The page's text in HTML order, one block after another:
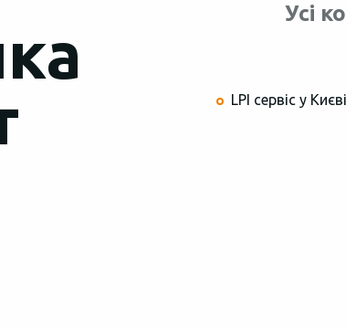
Усі
LPI сервіс у Києві